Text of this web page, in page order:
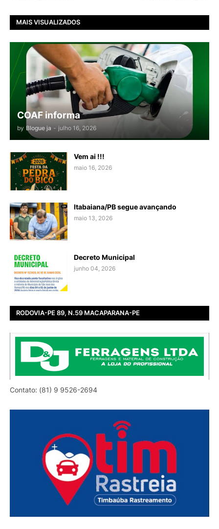
MAIS VISUALIZADOS
COAF informa
by Blogue ja - julho 16, 2026
Vem ai !!!
maio 16, 2026
Itabaiana/PB segue avançando
maio 13, 2026
Decreto Municipal
junho 04, 2026
RODOVIA-PE 89, N.59 MACAPARANA-PE
Contato: (81) 9 9526-2694